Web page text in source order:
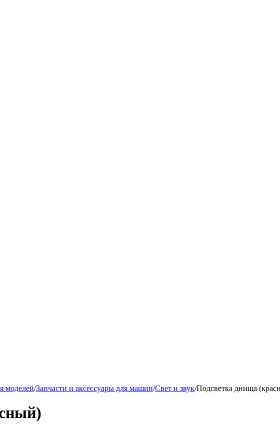
моделей/Запчасти и аксессуары для машин/Свет и звук/Подсветка днища